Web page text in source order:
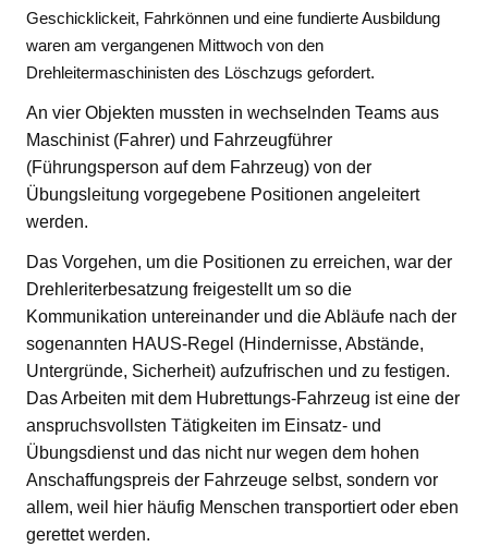
Geschicklickeit, Fahrkönnen und eine fundierte Ausbildung
waren am vergangenen Mittwoch von den
Drehleitermaschinisten des Löschzugs gefordert.
An vier Objekten mussten in wechselnden Teams aus
Maschinist (Fahrer) und Fahrzeugführer
(Führungsperson auf dem Fahrzeug) von der
Übungsleitung vorgegebene Positionen angeleitert
werden.
Das Vorgehen, um die Positionen zu erreichen, war der
Drehleriterbesatzung freigestellt um so die
Kommunikation untereinander und die Abläufe nach der
sogenannten HAUS-Regel (Hindernisse, Abstände,
Untergründe, Sicherheit) aufzufrischen und zu festigen.
Das Arbeiten mit dem Hubrettungs-Fahrzeug ist eine der
anspruchsvollsten Tätigkeiten im Einsatz- und
Übungsdienst und das nicht nur wegen dem hohen
Anschaffungspreis der Fahrzeuge selbst, sondern vor
allem, weil hier häufig Menschen transportiert oder eben
gerettet werden.